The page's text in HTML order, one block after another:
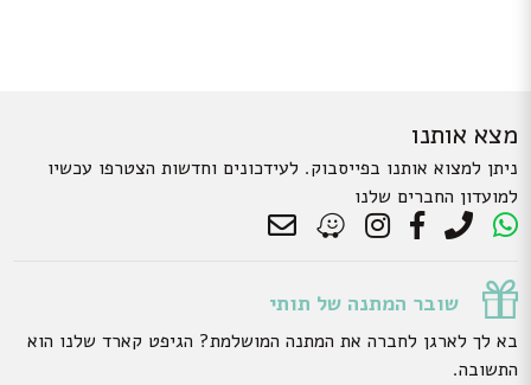
מצא אותנו
ניתן למצוא אותנו בפייסבוק. לעידכונים וחדשות הצטרפו עכשיו
למועדון החברים שלנו
שובר המתנה של תותי
בא לך לארגן לחברה את המתנה המושלמת? הגיפט קארד שלנו הוא
התשובה.